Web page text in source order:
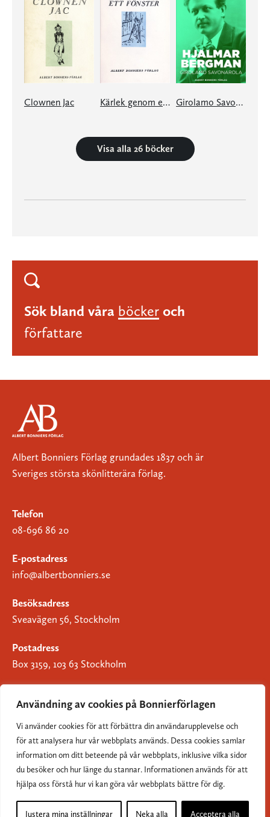
Användning av cookies på Bonnierförlagen
Vi använder cookies för att förbättra din användarupplevelse och
för att analysera hur vår webbplats används. Dessa cookies samlar
information om ditt beteende på vår webbplats, inklusive vilka sidor
du besöker och hur länge du stannar. Informationen används för att
hjälpa oss förstå hur vi kan göra vår webbplats bättre för dig.
Justera mina inställningar Neka alla Acceptera alla
Clownen Jac Kärlek genom ett fönster och andra berättelser Girolamo Savonarola
Visa alla 26 böcker
Sök bland våra böcker och
författare
Albert Bonniers Förlag grundades 1837 och är
Sveriges största skönlitterära förlag.
Telefon
08-696 86 20
E-postadress
info@albertbonniers.se
Besöksadress
Sveavägen 56, Stockholm
Postadress
Box 3159, 103 63 Stockholm
Om Bonnierförlagen
Cookies
Integritetspolicy